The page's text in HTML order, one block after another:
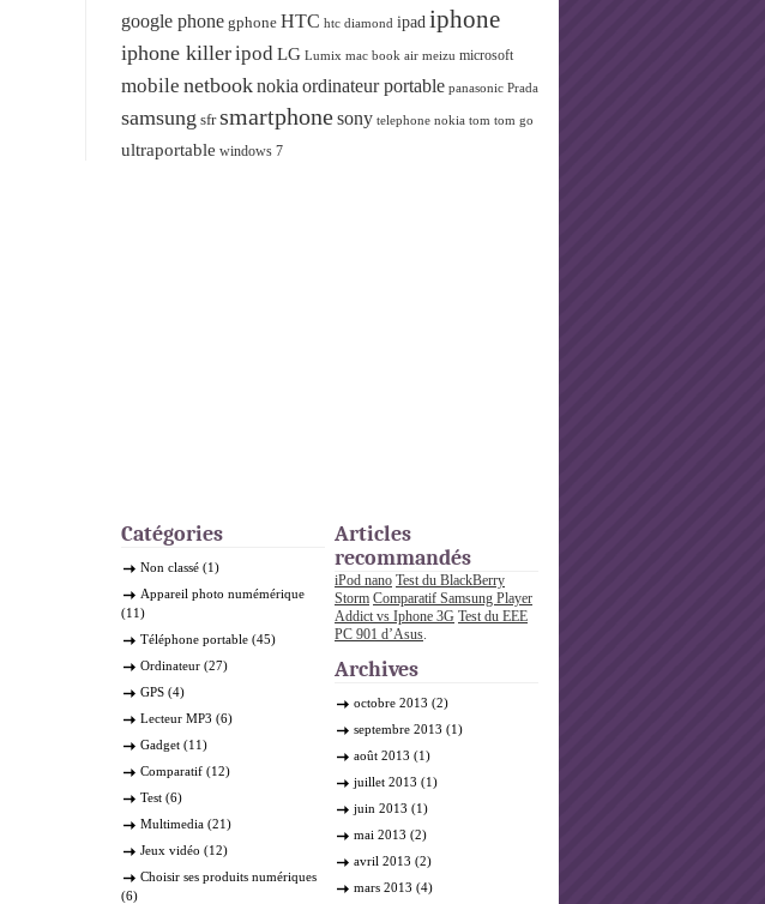
google phone gphone HTC htc diamond ipad iphone
iphone killeripodLG Lumix mac book air meizu microsoft
mobile netbooknokiaordinateur portable panasonic Prada
samsung sfr smartphonesony telephone nokia tom tom go
ultraportable windows 7
Catégories
Non classé (1)
Appareil photo numémérique
(11)
Téléphone portable (45)
Ordinateur (27)
GPS (4)
Lecteur MP3 (6)
Gadget (11)
Comparatif (12)
Test (6)
Multimedia (21)
Jeux vidéo (12)
Choisir ses produits numériques
(6)
Articles
recommandés
iPod nano Test du BlackBerry
Storm Comparatif Samsung Player
Addict vs Iphone 3G Test du EEE
PC 901 d’Asus.
Archives
octobre 2013 (2)
septembre 2013 (1)
août 2013 (1)
juillet 2013 (1)
juin 2013 (1)
mai 2013 (2)
avril 2013 (2)
mars 2013 (4)